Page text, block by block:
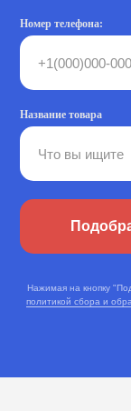
Номер телефона:
Название товара
Нажимая на кнопку
политикой сбора и